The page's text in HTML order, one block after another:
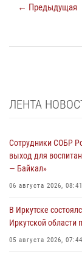
← Предыдущая
ЛЕНТА
Сотрудники СОБР
выход для
— Байкал»
06 августа 2026, 08:41
В Иркутске
Иркутской области
05 августа 2026, 07:44